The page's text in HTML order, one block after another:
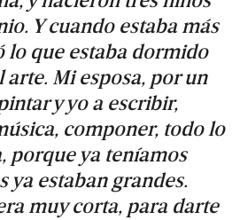
Y cuando estaba más
lo que estaba dormido
arte. Mi esposa, por un
y yo a escribir,
componer, todo lo
porque ya teníamos
ya estaban grandes.
muy corta, para darte